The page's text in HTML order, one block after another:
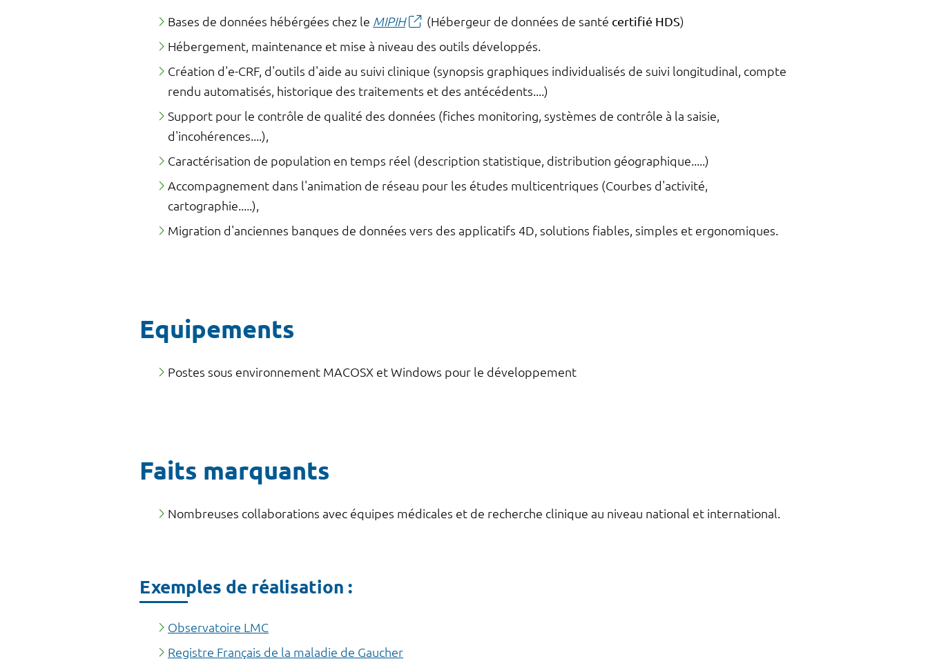
Bases de données hébérgées chez le MIPIH (Hébergeur de données de santé certifié HDS)
Hébergement, maintenance et mise à niveau des outils développés.
Création d'e-CRF, d'outils d'aide au suivi clinique (synopsis graphiques individualisés de suivi longitudinal, compte
rendu automatisés, historique des traitements et des antécédents....)
Support pour le contrôle de qualité des données (fiches monitoring, systèmes de contrôle à la saisie,
d'incohérences....),
Caractérisation de population en temps réel (description statistique, distribution géographique.....)
Accompagnement dans l'animation de réseau pour les études multicentriques (Courbes d'activité,
cartographie.....),
Migration d'anciennes banques de données vers des applicatifs 4D, solutions fiables, simples et ergonomiques.
Equipements
Postes sous environnement MACOSX et Windows pour le développement
Faits marquants
Nombreuses collaborations avec équipes médicales et de recherche clinique au niveau national et international.
Exemples de réalisation :
Observatoire LMC
Registre Français de la maladie de Gaucher